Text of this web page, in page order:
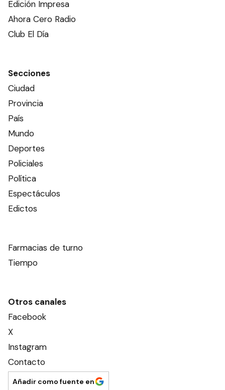
Edición Impresa
Ahora Cero Radio
Club El Día
Secciones
Ciudad
Provincia
País
Mundo
Deportes
Policiales
Política
Espectáculos
Edictos
Farmacias de turno
Tiempo
Otros canales
Facebook
X
Instagram
Contacto
Añadir como fuente en